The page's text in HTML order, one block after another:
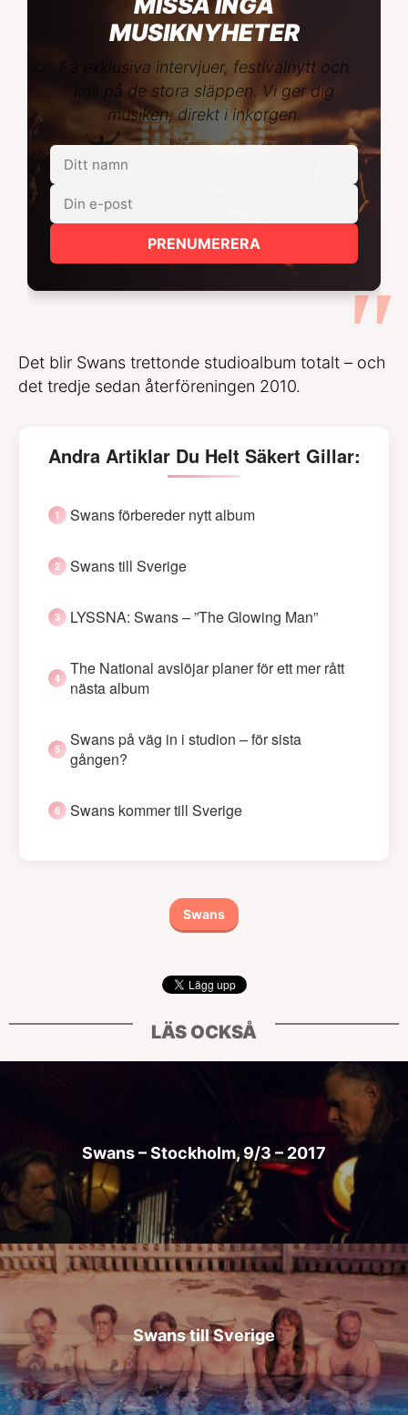
MUSIKNYHETER
Få exklusiva intervjuer, festivalnytt och
koll på de stora släppen. Vi ger dig
musiken, direkt i inkorgen.
PRENUMERERA
Det blir Swans trettonde studioalbum totalt – och
det tredje sedan återföreningen 2010.
Andra Artiklar Du Helt Säkert Gillar:
Swans förbereder nytt album
Swans till Sverige
LYSSNA: Swans – ”The Glowing Man”
The National avslöjar planer för ett mer rått
nästa album
Swans på väg in i studion – för sista
gången?
Swans kommer till Sverige
Swans
LÄS OCKSÅ
Swans – Stockholm, 9/3 – 2017
Swans till Sverige